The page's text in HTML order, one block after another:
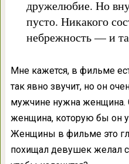
дружелюбие. Но
пусто. Никакого
небрежность — и
Мне кажется, в фильме
так явно звучит, но он
мужчине нужна женщина.
женщина, которую бы он
Женщины в фильме это
похищал девушек желал